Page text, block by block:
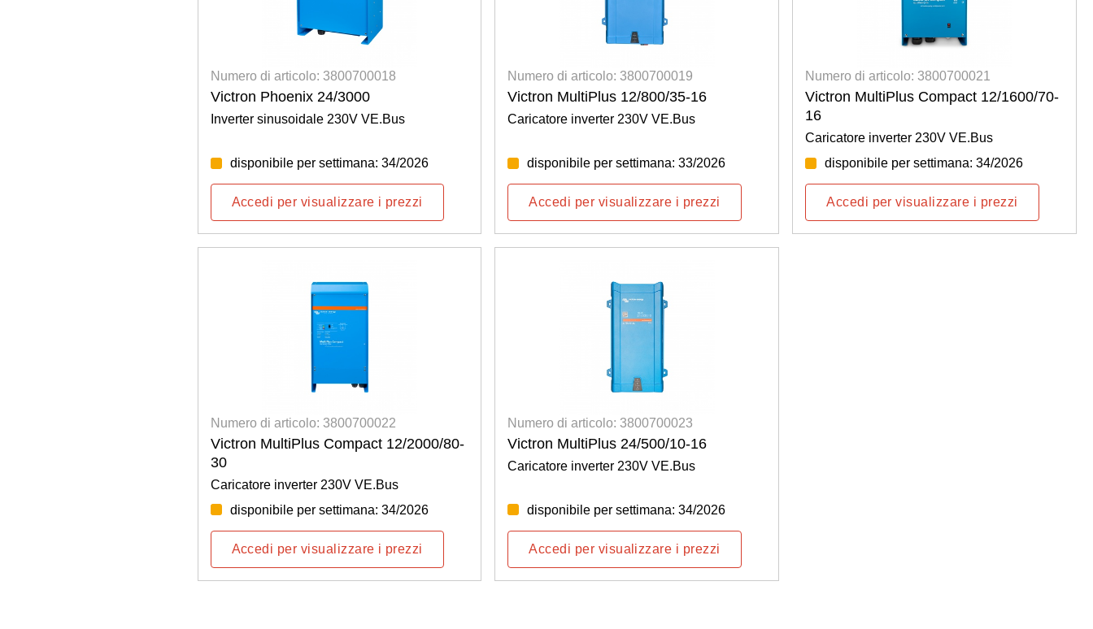
Numero di articolo: 3800700018
Victron Phoenix 24/3000
Inverter sinusoidale 230V VE.Bus
disponibile per settimana: 34/2026
Accedi per visualizzare i prezzi
Numero di articolo: 3800700019
Victron MultiPlus 12/800/35-16
Caricatore inverter 230V VE.Bus
disponibile per settimana: 33/2026
Accedi per visualizzare i prezzi
Numero di articolo: 3800700021
Victron MultiPlus Compact 12/1600/70-
16
Caricatore inverter 230V VE.Bus
disponibile per settimana: 34/2026
Accedi per visualizzare i prezzi
Numero di articolo: 3800700022
Victron MultiPlus Compact 12/2000/80-
30
Caricatore inverter 230V VE.Bus
disponibile per settimana: 34/2026
Accedi per visualizzare i prezzi
Numero di articolo: 3800700023
Victron MultiPlus 24/500/10-16
Caricatore inverter 230V VE.Bus
disponibile per settimana: 34/2026
Accedi per visualizzare i prezzi